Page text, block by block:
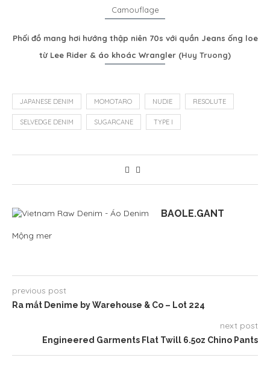
Camouflage
Phối đồ mang hơi hướng thập niên 70s với quần Jeans ống loe
từ Lee Rider & áo khoác Wrangler (Huy Truong)
JAPANESE DENIM MOMOTARO NUDIE RESOLUTE
SELVEDGE DENIM SUGARCANE TYPE I
BAOLE.GANT
Mộng mer
previous post
Ra mắt Denime by Warehouse & Co – Lot 224
next post
Engineered Garments Flat Twill 6.5oz Chino Pants